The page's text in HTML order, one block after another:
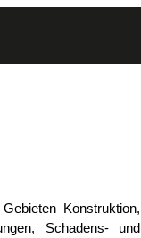
Konstruktion,
Schadens- und